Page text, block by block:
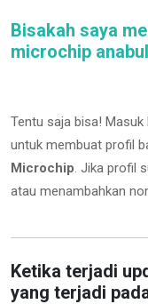
Bisakah saya
microchip
Tentu saja bisa! Masuk
untuk membuat profil
Microchip. Jika profil
atau menambahkan
Ketika terjadi
yang terjadi